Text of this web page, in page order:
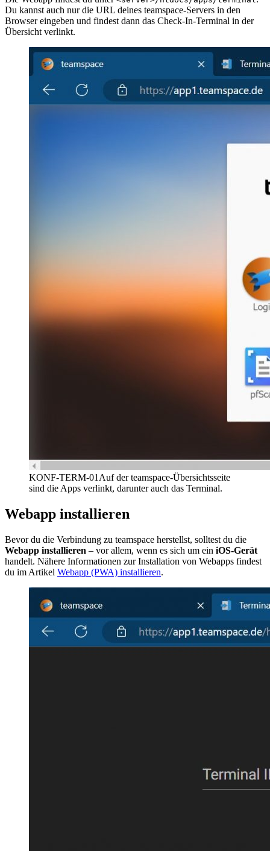
Du kannst auch nur die URL deines teamspace-Servers in den
Browser eingeben und findest dann das Check-In-Terminal in der
Übersicht verlinkt.
KONF-TERM-01 Auf der teamspace-Übersichtsseite
sind die Apps verlinkt, darunter auch das Terminal.
Webapp installieren
Bevor du die Verbindung zu teamspace herstellst, solltest du die
Webapp installieren – vor allem, wenn es sich um ein iOS-Gerät
handelt. Nähere Informationen zur Installation von Webapps findest
du im Artikel Webapp (PWA) installieren.